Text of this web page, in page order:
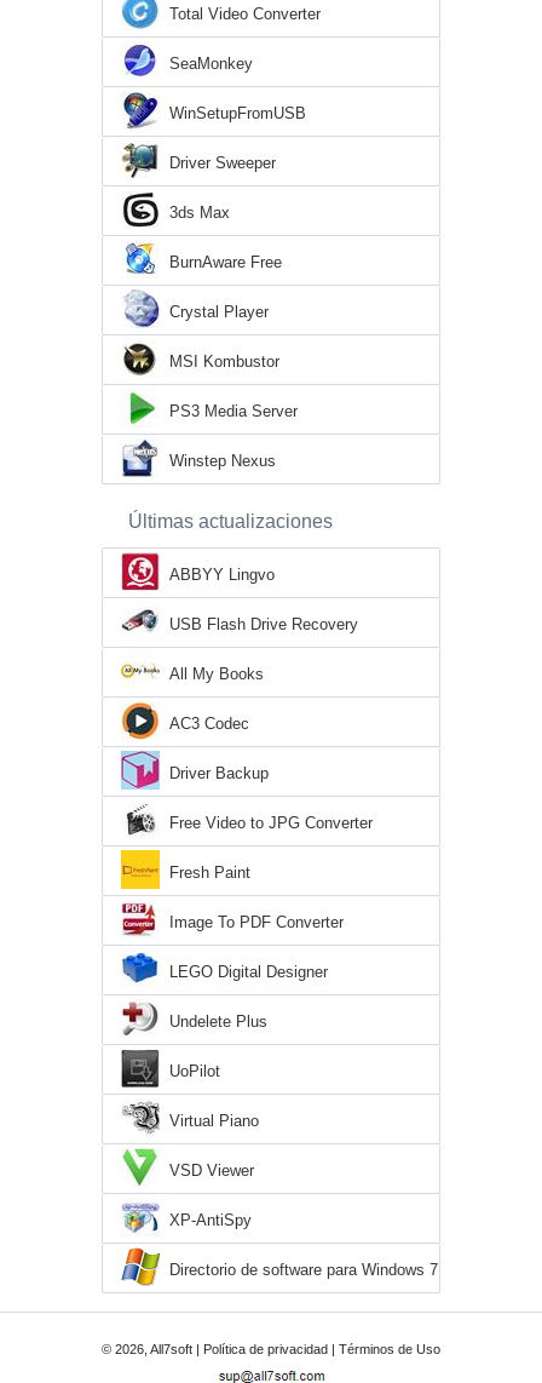
Total Video Converter
SeaMonkey
WinSetupFromUSB
Driver Sweeper
3ds Max
BurnAware Free
Crystal Player
MSI Kombustor
PS3 Media Server
Winstep Nexus
Últimas actualizaciones
ABBYY Lingvo
USB Flash Drive Recovery
All My Books
AC3 Codec
Driver Backup
Free Video to JPG Converter
Fresh Paint
Image To PDF Converter
LEGO Digital Designer
Undelete Plus
UoPilot
Virtual Piano
VSD Viewer
XP-AntiSpy
Directorio de software para Windows 7
© 2026, All7soft | Política de privacidad | Términos de Uso